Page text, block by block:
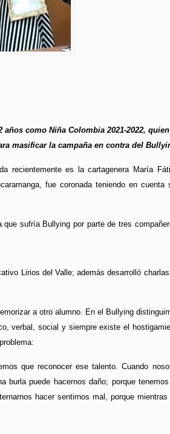
como Niña Colombia 2021-2022,
masificar la campaña en contra del
recientemente es la cartagenera María
fue coronada teniendo en
sufría Bullying por parte de tres
Lirios del Valle; además desarrolló
a otro alumno. En el Bullying
social y siempre existe el
que reconocer ese talento. Cuando
puede hacernos daño; porque
hacer sentirnos mal, porque